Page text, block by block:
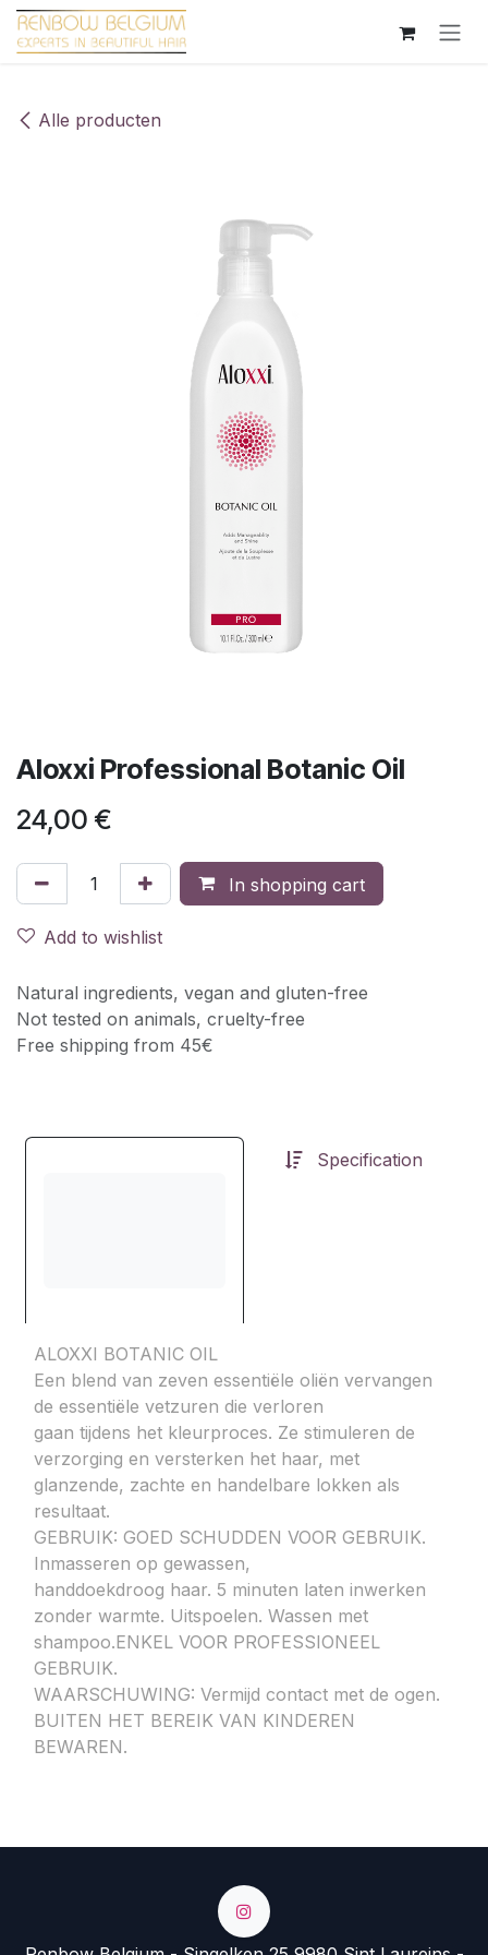
Overslaan naar inhoud
Alle producten
Aloxxi Professional Botanic Oil
24,00 €
In shopping cart
Add to wishlist
Natural ingredients, vegan and gluten-free
Not tested on animals, cruelty-free
Free shipping from 45€
Specification
ALOXXI BOTANIC OIL
Een blend van zeven essentiële oliën vervangen
de essentiële vetzuren die verloren
gaan tijdens het kleurproces. Ze stimuleren de
verzorging en versterken het haar, met
glanzende, zachte en handelbare lokken als
resultaat.
GEBRUIK: GOED SCHUDDEN VOOR GEBRUIK.
Inmasseren op gewassen,
handdoekdroog haar. 5 minuten laten inwerken
zonder warmte. Uitspoelen. Wassen met
shampoo.ENKEL VOOR PROFESSIONEEL
GEBRUIK.
WAARSCHUWING: Vermijd contact met de ogen.
BUITEN HET BEREIK VAN KINDEREN
BEWAREN.